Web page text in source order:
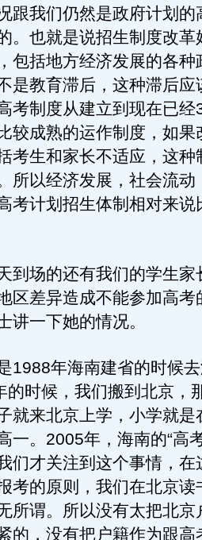
跟我们仍然是政府计划的
。也就是说招生制度改革
包括地方经济发展的各种
是教育滞后，这种滞后应
考制度从建立到现在已经
较成熟的运作制度，如果
考生和家长不适应，这种
所以经济发展，社会流动
考计划招生体制相对来说
场的还有我们的学生家
区差异造成不能参加高考
讲一下她的情况。
年海南建省的时候去
的时候，我们搬到北京，
就来北京上学，小学就是
一。2005年，海南的“高
们才关注到这个事情，在
考的原则，我们在北京读
所谓。所以没有太把北京
的，没有把户籍作为跟高